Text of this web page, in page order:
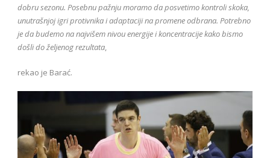
dobru sezonu. Posebnu pažnju moramo da posvetimo kontroli skoka,
unutrašnjoj igri protivnika i adaptaciji na promene odbrana. Potrebno
je da budemo na najvišem nivou energije i koncentracije kako bismo
došli do željenog rezultata,
rekao je Barać.